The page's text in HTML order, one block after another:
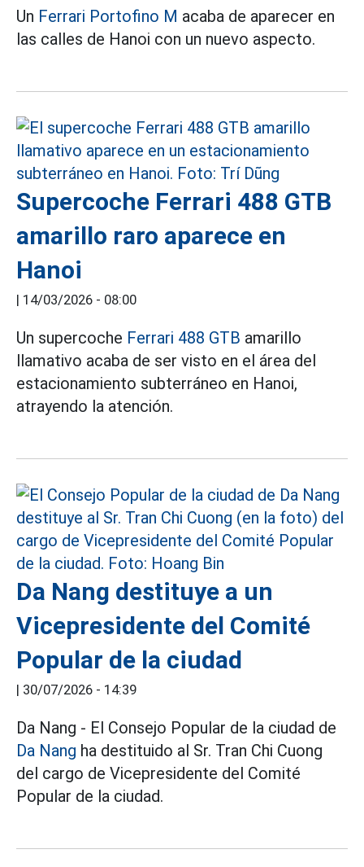
Un Ferrari Portofino M acaba de aparecer en
las calles de Hanoi con un nuevo aspecto.
Supercoche Ferrari 488 GTB
amarillo raro aparece en
Hanoi
| 14/03/2026 - 08:00
Un supercoche Ferrari 488 GTB amarillo
llamativo acaba de ser visto en el área del
estacionamiento subterráneo en Hanoi,
atrayendo la atención.
Da Nang destituye a un
Vicepresidente del Comité
Popular de la ciudad
| 30/07/2026 - 14:39
Da Nang - El Consejo Popular de la ciudad de
Da Nang ha destituido al Sr. Tran Chi Cuong
del cargo de Vicepresidente del Comité
Popular de la ciudad.